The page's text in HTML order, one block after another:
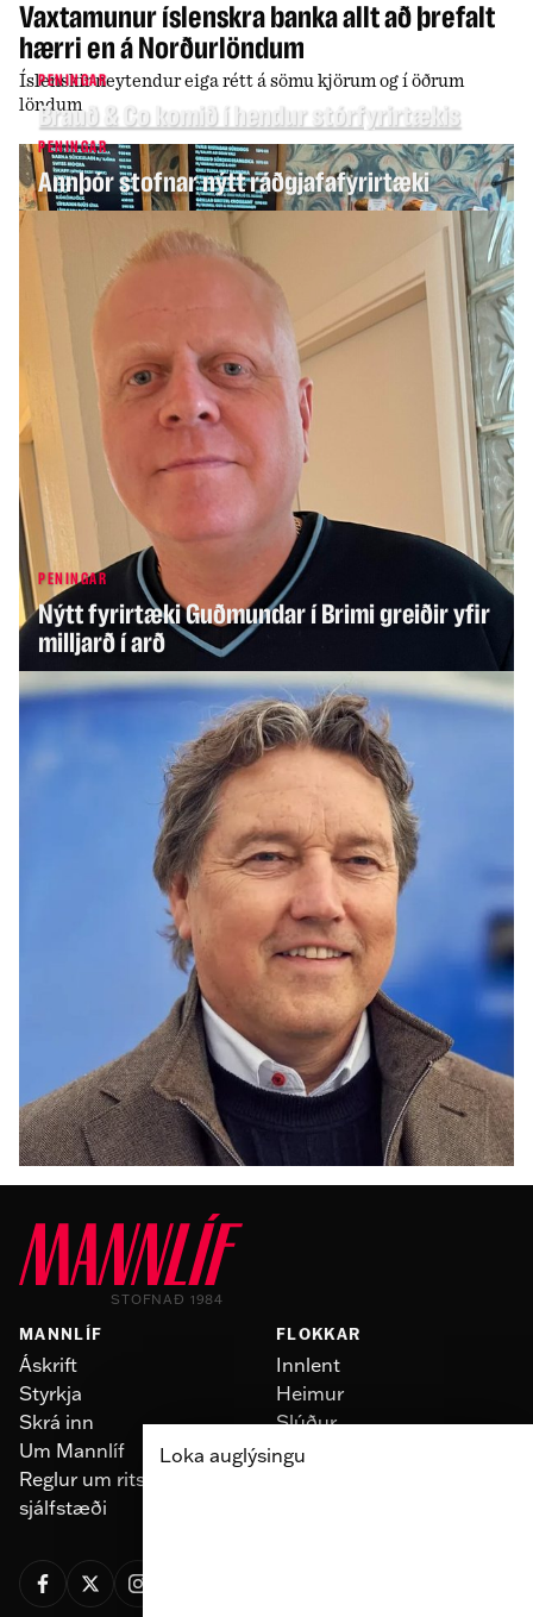
Vaxtamunur íslenskra banka allt að þrefalt
hærri en á Norðurlöndum
Íslenskir neytendur eiga rétt á sömu kjörum og í öðrum
löndum
PENINGAR
Brauð & Co komið í hendur stórfyrirtækis
PENINGAR
Annþór stofnar nýtt ráðgjafafyrirtæki
PENINGAR
Íslendingur knésetti easyJet
PENINGAR
Nýtt fyrirtæki Guðmundar í Brimi greiðir yfir
milljarð í arð
Engar eignir fundust í þrotabúi Pizza 67
STOFNAÐ 1984
MANNLÍF
Áskrift
Styrkja
Skrá inn
Um Mannlíf
Reglur um ritstjórnarlegt
sjálfstæði
FLOKKAR
Innlent
Heimur
Slúður
Skoðun
Loka auglýsingu